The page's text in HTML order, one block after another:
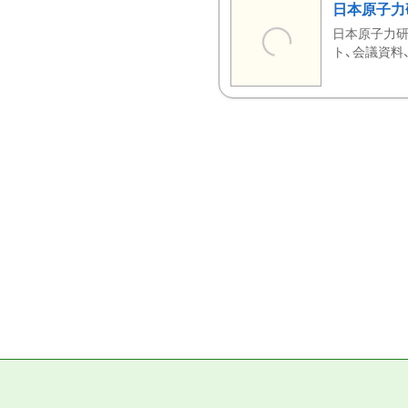
日本原子
日本原子力
ト、会議資